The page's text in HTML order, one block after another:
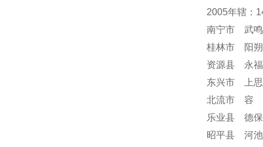
2005年辖：
南宁市 武
桂林市 阳
资源县 永
东兴市 上
北流市 容
乐业县 德
昭平县 河